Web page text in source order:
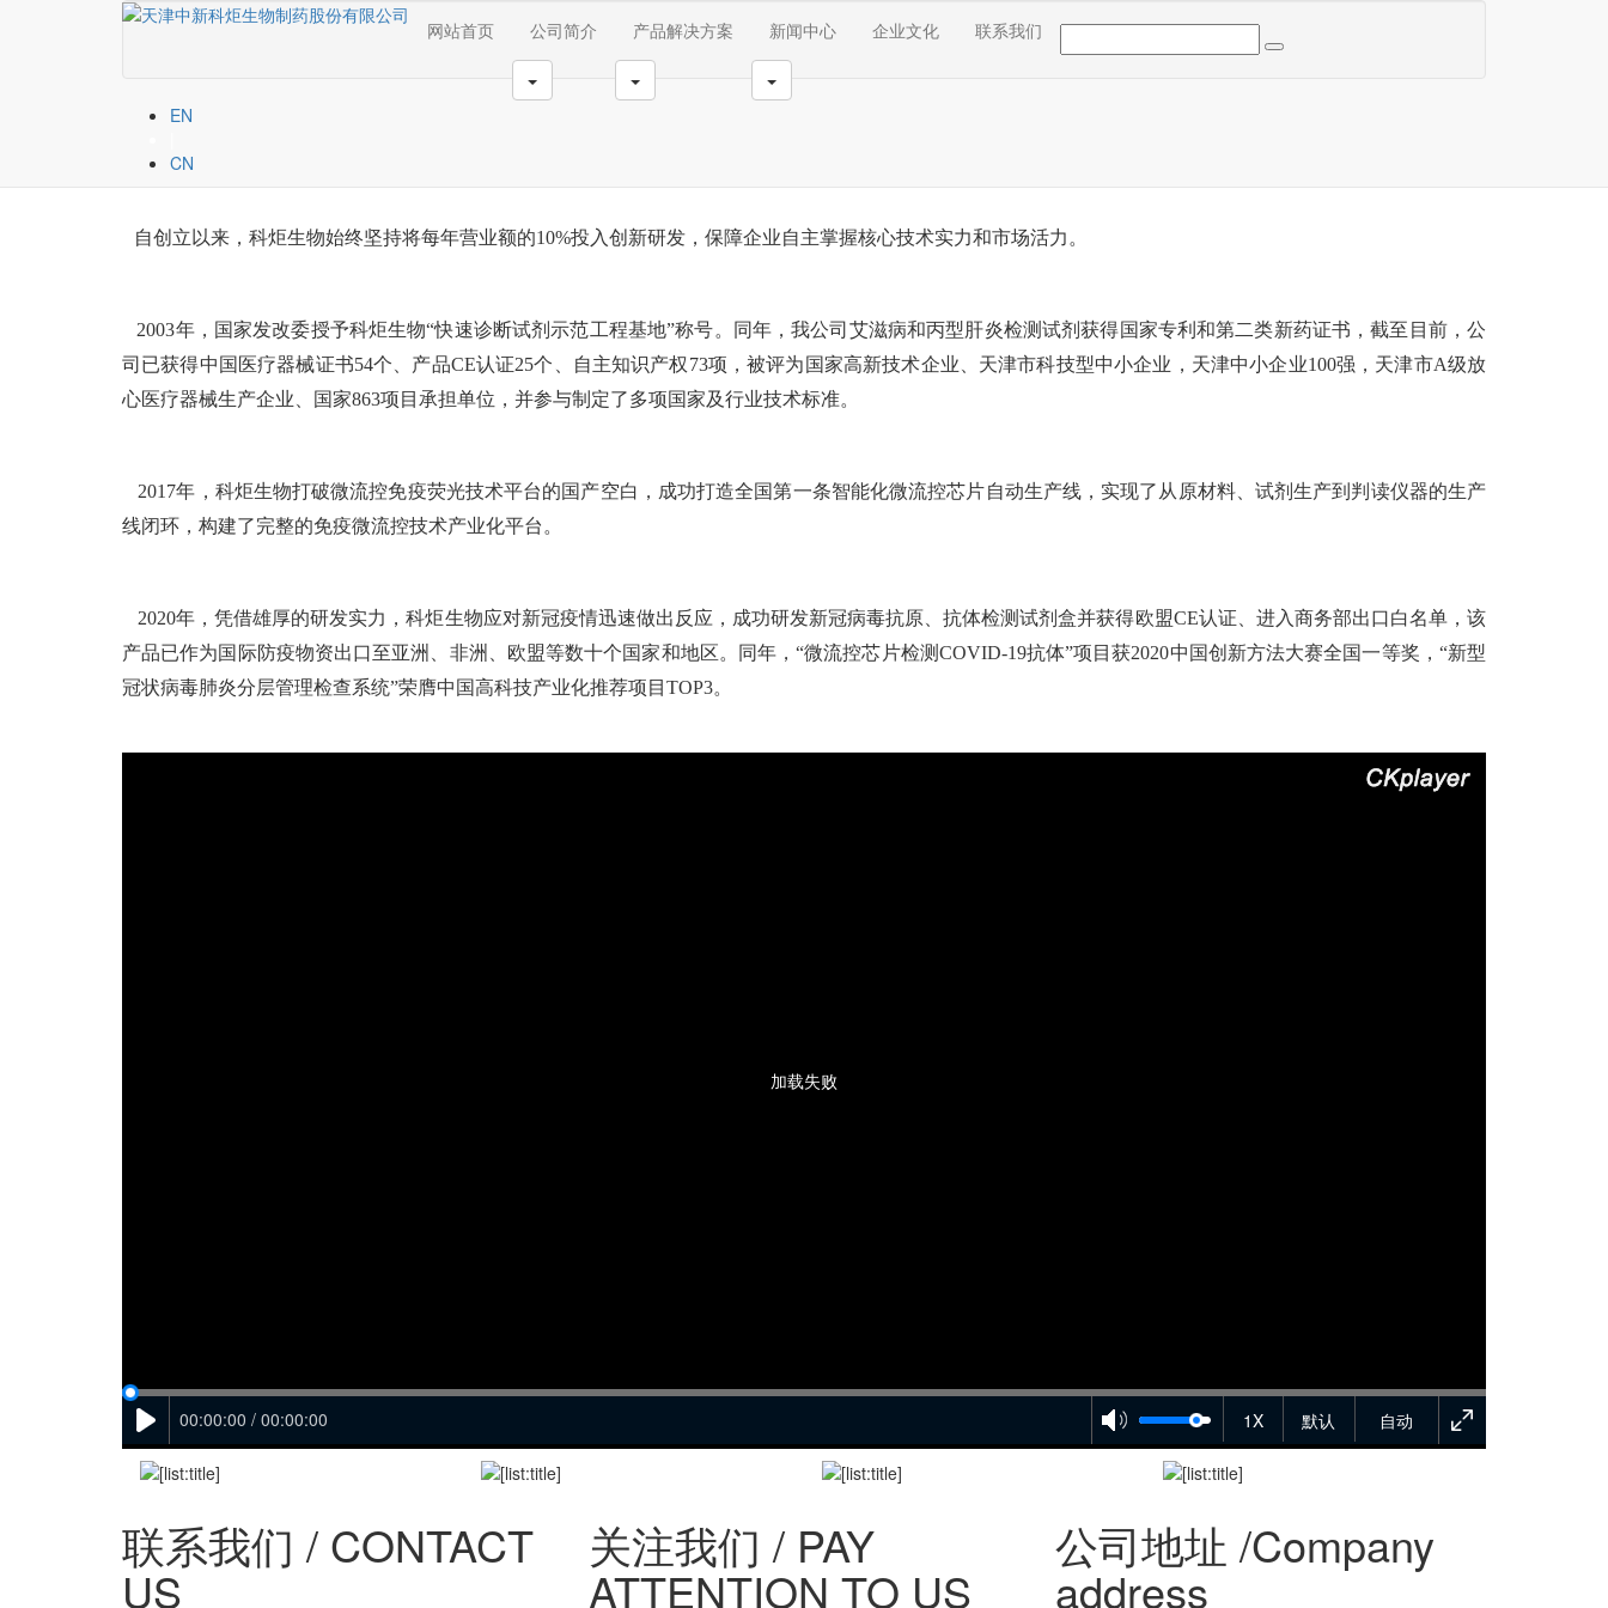
网站首页 公司简介
切换下拉菜单
产品解决方案
切换下拉菜单
新闻中心
切换下拉菜单
企业文化 联系我们
EN
CN
Innovative R&D
自创立以来，科炬生物始终坚持将每年营业额的10%投入创新研发，保障企业自主掌握核心技术实力和市场活力。
2003年，国家发改委授予科炬生物“快速诊断试剂示范工程基地”称号。同年，我公司艾滋病和丙型肝炎检测试剂获得国家专利和第二类新药证书，截至目前，公
司已获得中国医疗器械证书54个、产品CE认证25个、自主知识产权73项，被评为国家高新技术企业、天津市科技型中小企业，天津中小企业100强，天津市A级放
心医疗器械生产企业、国家863项目承担单位，并参与制定了多项国家及行业技术标准。
2017年，科炬生物打破微流控免疫荧光技术平台的国产空白，成功打造全国第一条智能化微流控芯片自动生产线，实现了从原材料、试剂生产到判读仪器的生产
线闭环，构建了完整的免疫微流控技术产业化平台。
2020年，凭借雄厚的研发实力，科炬生物应对新冠疫情迅速做出反应，成功研发新冠病毒抗原、抗体检测试剂盒并获得欧盟CE认证、进入商务部出口白名单，该
产品已作为国际防疫物资出口至亚洲、非洲、欧盟等数十个国家和地区。同年，“微流控芯片检测COVID-19抗体”项目获2020中国创新方法大赛全国一等奖，“新型
冠状病毒肺炎分层管理检查系统”荣膺中国高科技产业化推荐项目TOP3。
自动
1X 默认
00:00:00 / 00:00:00
加载失败
联系我们 / CONTACT
US
关注我们 / PAY
ATTENTION TO US
公司地址 /Company
address